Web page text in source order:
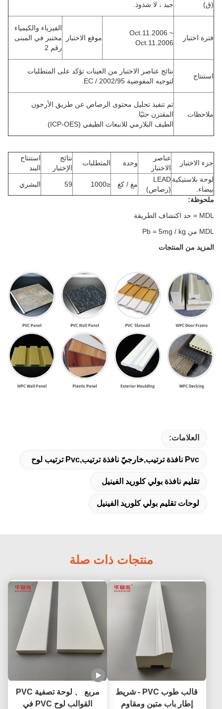
(ق)
جيد ، لا شذوذ.
فترة اختبار
Oct.11.2006 ~
Oct.11.2006
موقع الاختبار
الفيزياء والكيمياء
مختبر في المبنى
رقم 2
استنتاج
نتائج عناصر الاختبار من العينات تؤكد على المتطلبات
لتوجيه المفوضية 2002/95 / EC.
ملاحظات
تم تنفيذ تحليل محتوى الرصاص عن طريق الأرجون
المقترن حثيًا
الطيف البلازمي للانبعاث الطيفي (ICP-OES)
جزء الاختبار
عناصر
الاختبار
وحدة المتطلبات
نتائج
الإختبار
استنتاج
البند
لوحة بلاستيكية
بيضاء.
LEAD
(رصاص)
مغ / كغ ≤1000
59
البشري
ملحوظة:
MDL = حد اكتشاف الطريقة
MDL من Pb = 5mg / kg
المزيد من المنتجات
العلامات:
Pvc نافذة ترتيب,خارجيّ نافذة ترتيب,pvc ترتيب لوح
تقليم نافذة بولي كلوريد الفينيل
لوحات تقليم بولي كلوريد الفينيل
منتجات ذات صلة
قالب طوب PVC - شريط
إطار باب متين ومقاوم
مربع 、 لوحة تصفية PVC
القوالب لوح PVC في